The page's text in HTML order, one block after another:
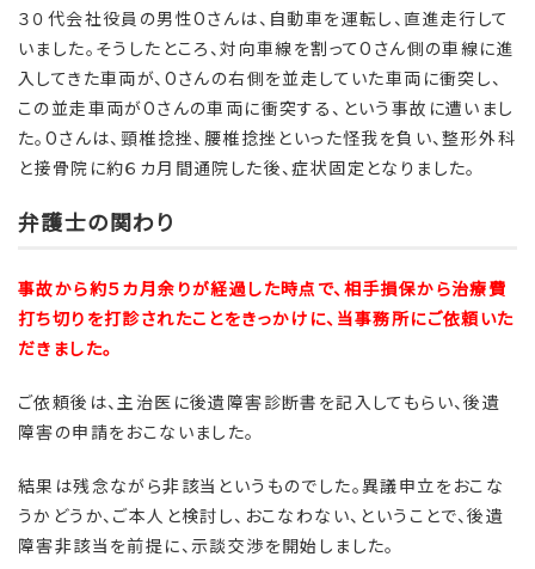
３０代会社役員の男性Oさんは、自動車を運転し、直進走行して
いました。そうしたところ、対向車線を割ってOさん側の車線に進
入してきた車両が、Oさんの右側を並走していた車両に衝突し、
この並走車両がOさんの車両に衝突する、という事故に遭いまし
た。Oさんは、頸椎捻挫、腰椎捻挫といった怪我を負い、整形外科
と接骨院に約６カ月間通院した後、症状固定となりました。
弁護士の関わり
事故から約５カ月余りが経過した時点で、相手損保から治療費
打ち切りを打診されたことをきっかけに、当事務所にご依頼いた
だきました。
ご依頼後は、主治医に後遺障害診断書を記入してもらい、後遺
障害の申請をおこないました。
結果は残念ながら非該当というものでした。異議申立をおこな
うかどうか、ご本人と検討し、おこなわない、ということで、後遺
障害非該当を前提に、示談交渉を開始しました。